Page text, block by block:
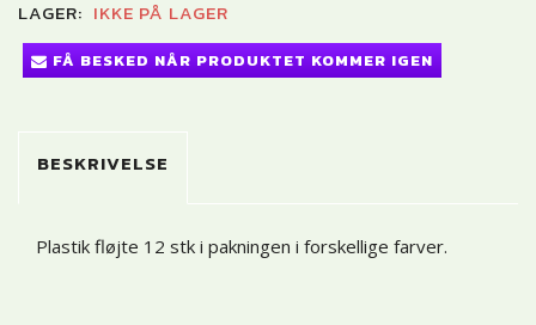
LAGER: IKKE PÅ LAGER
FÅ BESKED NÅR PRODUKTET KOMMER IGEN
BESKRIVELSE
Plastik fløjte 12 stk i pakningen i forskellige farver.